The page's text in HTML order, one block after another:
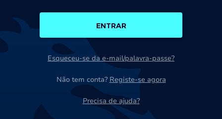
ENTRAR
Esqueceu-se da e-mail/palavra-passe?
Não tem conta? Registe-se agora
Precisa de ajuda?